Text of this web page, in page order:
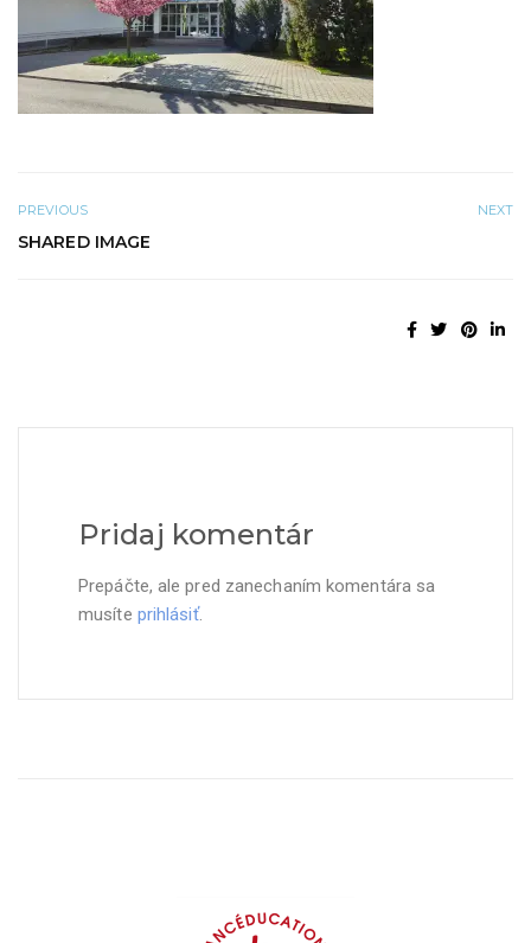
PREVIOUS
SHARED IMAGE
NEXT
Pridaj komentár
Prepáčte, ale pred zanechaním komentára sa
musíte prihlásiť.